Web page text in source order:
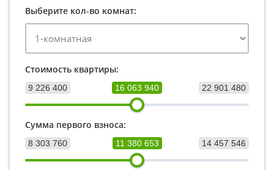
Выберите кол-во комнат:
Стоимость квартиры:
9 226 400 22 901 480
16 063 940
Сумма первого взноса:
8 303 760 14 457 546
11 380 653